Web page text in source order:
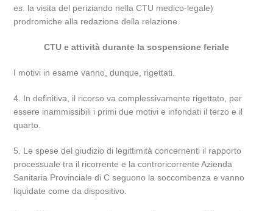
es. la visita del periziando nella CTU medico-legale)
prodromiche alla redazione della relazione.
CTU e attività durante la sospensione feriale
I motivi in esame vanno, dunque, rigettati.
4. In definitiva, il ricorso va complessivamente rigettato, per
essere inammissibili i primi due motivi e infondati il terzo e il
quarto.
5. Le spese del giudizio di legittimità concernenti il rapporto
processuale tra il ricorrente e la controricorrente Azienda
Sanitaria Provinciale di C seguono la soccombenza e vanno
liquidate come da dispositivo.